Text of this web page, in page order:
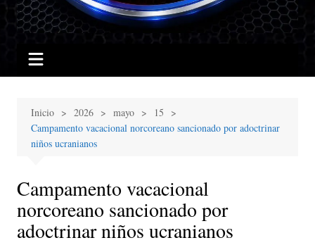
Inicio 2026 mayo
15
Campamento vacacional norcoreano sancionado por adoctrinar
niños ucranianos
Campamento vacacional
norcoreano sancionado por
adoctrinar niños ucranianos